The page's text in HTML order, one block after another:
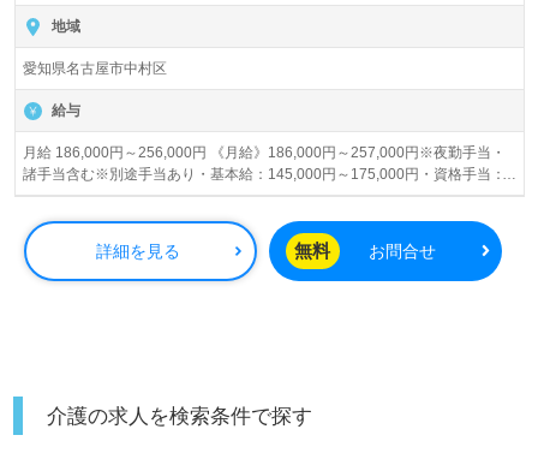
地域
愛知県名古屋市中村区
給与
月給 186,000円～256,000円 《月給》186,000円～257,000円※夜勤手当・
諸手当含む※別途手当あり・基本給：145,000円～175,000円・資格手当：
1,000円～10,000円・能力手当：0円～20,000円・精勤手当：10,000円・夜
主）・会議手当：1,500円/1回・介護職員処遇改善交付金あり 賞与あり 昇給
あり
詳細を見る 無料 お問合せ
介護の求人を検索条件で探す